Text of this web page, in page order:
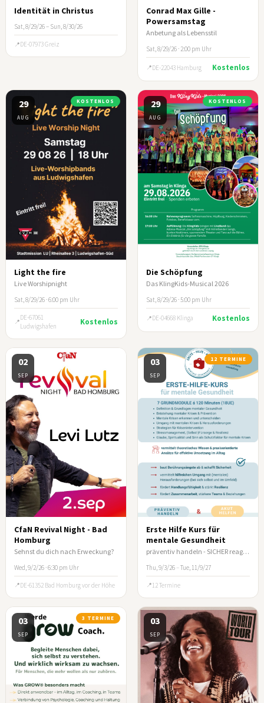
Identität in Christus
Sat, 8/29/26 – Sun, 8/30/26
DE-07973 Greiz
Conrad Max Gille -
Powersamstag
Anbetung als Lebensstil
Sat, 8/29/26 · 2:00 pm Uhr
DE-22043 Hamburg Kostenlos
29
AUG
KOSTENLOS
Light the fire
Live Worshipnight
Sat, 8/29/26 · 6:00 pm Uhr
DE-67061
Ludwigshafen
Kostenlos
29
AUG
KOSTENLOS
Die Schöpfung
Das KlingKids-Musical 2026
Sat, 8/29/26 · 5:00 pm Uhr
DE-04668 Klinga Kostenlos
02
SEP
CfaN Revival Night - Bad
Homburg
Sehnst du dich nach Erweckung?
Wed, 9/2/26 · 6:30 pm Uhr
DE-61352 Bad Homburg vor der Höhe
03
SEP
12 TERMINE
Erste Hilfe Kurs für
mentale Gesundheit
präventiv handeln - SICHER reagieren
Thu, 9/3/26 –Tue, 11/9/27
12 Termine
03
SEP
3 TERMINE 03
SEP